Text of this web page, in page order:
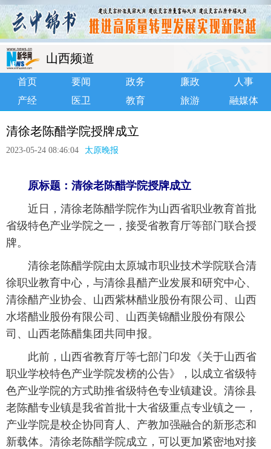
山西频道
首页 要闻 政务 廉政
人事
产经
医卫 教育 旅游 融媒体
清徐老陈醋学院授牌成立
2023-05-24 08:46:04 太原晚报
原标题：清徐老陈醋学院授牌成立
近日，清徐老陈醋学院作为山西省职业教育首批
省级特色产业学院之一，接受省教育厅等部门联合授
牌。
清徐老陈醋学院由太原城市职业技术学院联合清
徐职业教育中心，与清徐县醋产业发展和研究中心、
清徐醋产业协会、山西紫林醋业股份有限公司、山西
水塔醋业股份有限公司、山西美锦醋业股份有限公
司、山西老陈醋集团共同申报。
此前，山西省教育厅等七部门印发《关于山西省
职业学校特色产业学院发榜的公告》，以成立省级特
色产业学院的方式助推省级特色专业镇建设。清徐县
老陈醋专业镇是我省首批十大省级重点专业镇之一，
产业学院是校企协同育人、产教加强融合的新形态和
新载体。清徐老陈醋学院成立，可以更加紧密地对接